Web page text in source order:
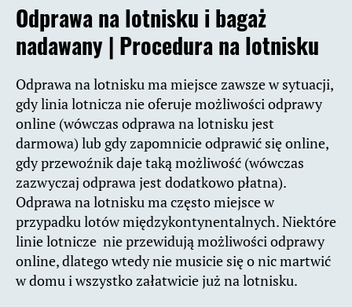
Odprawa na lotnisku i bagaż
nadawany | Procedura na lotnisku
Odprawa na lotnisku ma miejsce zawsze w sytuacji,
gdy linia lotnicza nie oferuje możliwości odprawy
online (wówczas odprawa na lotnisku jest
darmowa) lub gdy zapomnicie odprawić się online,
gdy przewoźnik daje taką możliwość (wówczas
zazwyczaj odprawa jest dodatkowo płatna).
Odprawa na lotnisku ma często miejsce w
przypadku lotów międzykontynentalnych. Niektóre
linie lotnicze nie przewidują możliwości odprawy
online, dlatego wtedy nie musicie się o nic martwić
w domu i wszystko załatwicie już na lotnisku.